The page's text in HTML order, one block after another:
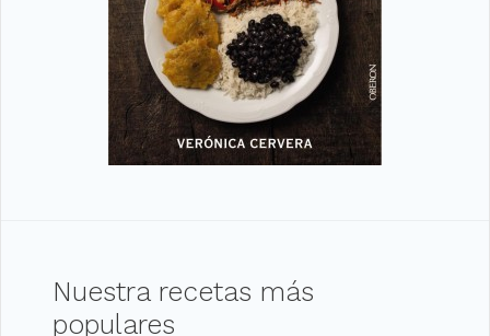
Nuestra recetas más
populares